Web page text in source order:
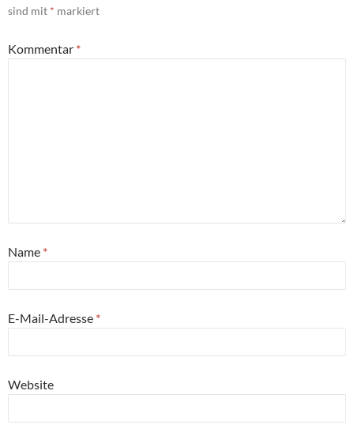
sind mit * markiert
Kommentar *
Name *
E-Mail-Adresse *
Website